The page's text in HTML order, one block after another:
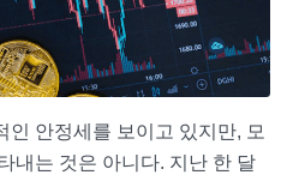
인 안정세를 보이고 있지만, 모
내는 것은 아니다. 지난 한 달